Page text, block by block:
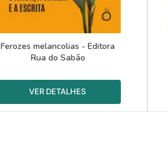
Ferozes melancolias - Editora
Rua do Sabão